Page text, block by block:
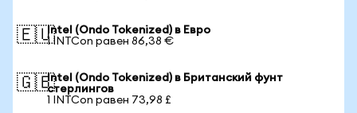
🇪🇺Intel (Ondo Tokenized) в Евро
1 INTCon равен 86,38 €
🇬🇧Intel (Ondo Tokenized) в Британский фунт
стерлингов
1 INTCon равен 73,98 £